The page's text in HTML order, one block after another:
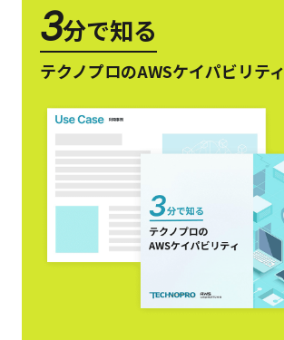
3分で知る
テクノプロのAWSケイパビリティ